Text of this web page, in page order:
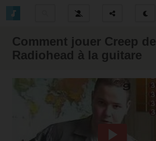
Comment jouer Creep de
Radiohead à la guitare